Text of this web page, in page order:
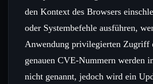
den Kontext des Browsers
oder Systembefehle ausführen,
Anwendung privilegierten Zugriff
genauen CVE‑Nummern werden
nicht genannt, jedoch wird ein